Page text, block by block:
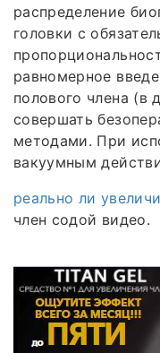
распределение
головки с
равномерное
полового члена (в
совершать
методами. При
вакуумным
реально ли
член содой видео.